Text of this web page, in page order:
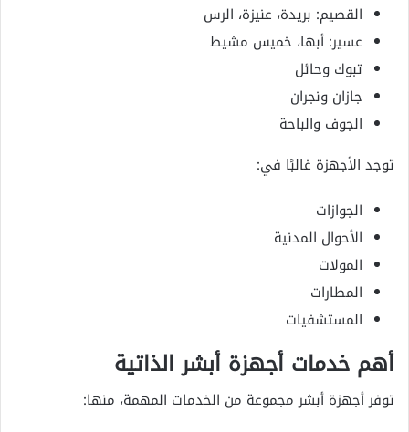
القصيم: بريدة، عنيزة، الرس
عسير: أبها، خميس مشيط
تبوك وحائل
جازان ونجران
الجوف والباحة
توجد الأجهزة غالبًا في:
الجوازات
الأحوال المدنية
المولات
المطارات
المستشفيات
أهم خدمات أجهزة أبشر الذاتية
توفر أجهزة أبشر مجموعة من الخدمات المهمة، منها: